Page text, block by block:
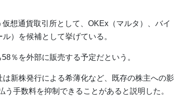
想通貨取引所として、OKEx（マルタ）、バイ
）を候補として挙げている。
％を外部に販売する予定だという。
は新株発行による希薄化など、既存の株主への影
手数料を抑制できることがあると説明した。